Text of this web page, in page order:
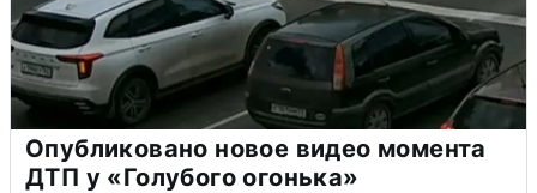
Опубликовано новое видео момента
ДТП у «Голубого огонька»